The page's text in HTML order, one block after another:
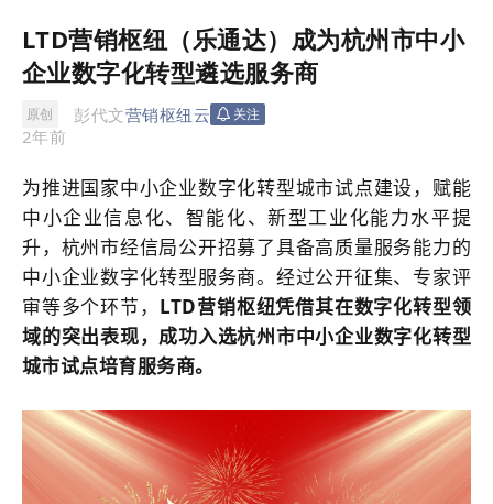
LTD营销枢纽（乐通达）成为杭州市中小
企业数字化转型遴选服务商
原创 彭代文营销枢纽云 关注
2年前
为推进国家中小企业数字化转型城市试点建设，赋能
中小企业信息化、智能化、新型工业化能力水平提
升，杭州市经信局公开招募了具备高质量服务能力的
中小企业数字化转型服务商。经过公开征集、专家评
审等多个环节， LTD营销枢纽凭借其在数字化转型领
域的突出表现，成功入选杭州市中小企业数字化转型
城市试点培育服务商。